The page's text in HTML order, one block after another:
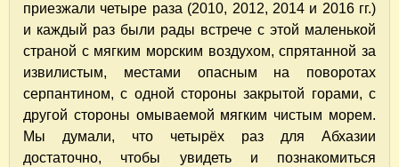
приезжали четыре раза (2010, 2012, 2014 и 2016 гг.)
и каждый раз были рады встрече с этой маленькой
страной с мягким морским воздухом, спрятанной за
извилистым, местами опасным на поворотах
серпантином, с одной стороны закрытой горами, с
другой стороны омываемой мягким чистым морем.
Мы думали, что четырёх раз для Абхазии
достаточно, чтобы увидеть и познакомиться